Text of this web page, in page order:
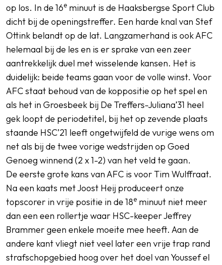
op los. In de 16e minuut is de Haaksbergse Sport Club
dicht bij de openingstreffer. Een harde knal van Stef
Ottink belandt op de lat. Langzamerhand is ook AFC
helemaal bij de les en is er sprake van een zeer
aantrekkelijk duel met wisselende kansen. Het is
duidelijk: beide teams gaan voor de volle winst. Voor
AFC staat behoud van de koppositie op het spel en
als het in Groesbeek bij De Treffers-Juliana’31 heel
gek loopt de periodetitel, bij het op zevende plaats
staande HSC’21 leeft ongetwijfeld de vurige wens om
net als bij de twee vorige wedstrijden op Goed
Genoeg winnend (2 x 1-2) van het veld te gaan.
De eerste grote kans van AFC is voor Tim Wulffraat.
Na een kaats met Joost Heij produceert onze
topscorer in vrije positie in de 18e minuut niet meer
dan een een rollertje waar HSC-keeper Jeffrey
Brammer geen enkele moeite mee heeft. Aan de
andere kant vliegt niet veel later een vrije trap rand
strafschopgebied hoog over het doel van Youssef el